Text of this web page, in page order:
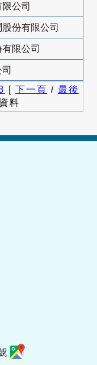
公司
份有限公司
限公司
[ 下一頁 / 最後
料